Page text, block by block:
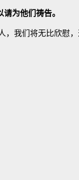
为他们祷告。
我们将无比欣慰，